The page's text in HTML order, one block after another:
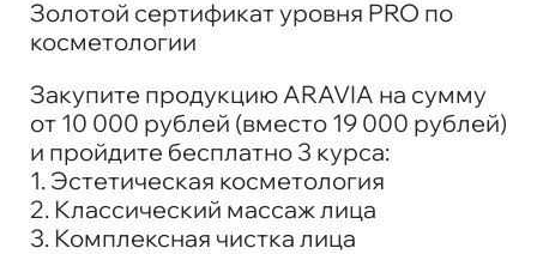
Золотой сертификат уровня PRO по
косметологии
Закупите продукцию ARAVIA на сумму
от 10 000 рублей (вместо 19 000 рублей)
и пройдите бесплатно 3 курса:
1. Эстетическая косметология
2. Классический массаж лица
3. Комплексная чистка лица